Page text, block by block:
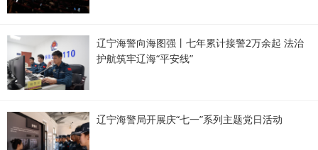
辽宁海警向海图强丨七年累计接警2万余起 法治
护航筑牢辽海“平安线”
辽宁海警局开展庆“七一”系列主题党日活动